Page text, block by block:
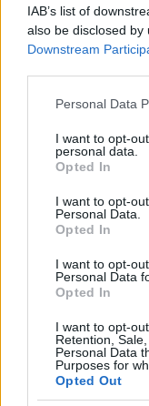
IAB’s list of
also be disclosed
Downstream
Please note that
not limited to your
grant or deny
use your data for
consent section.
Personal Data
I want to opt-
personal data.
Opted In
I want to opt-
Personal Data.
Opted In
I want to opt-
Personal Data
Opted In
I want to opt-
Retention,
Personal Data
Purposes for
Opted Out
A menü vezető
oldalastábla.